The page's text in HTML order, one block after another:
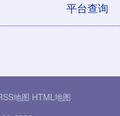
平台查询
地图 HTML地图